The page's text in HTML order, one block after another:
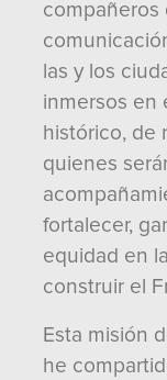
compañeros
las y los
inmersos en
histórico, de
quienes
fortalecer,
equidad en
construir el
Esta misión
he